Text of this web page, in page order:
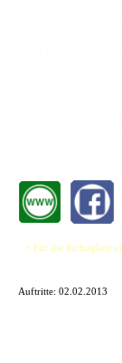
+ Für die Richtigkeit
Auftritte: 02.02.2013